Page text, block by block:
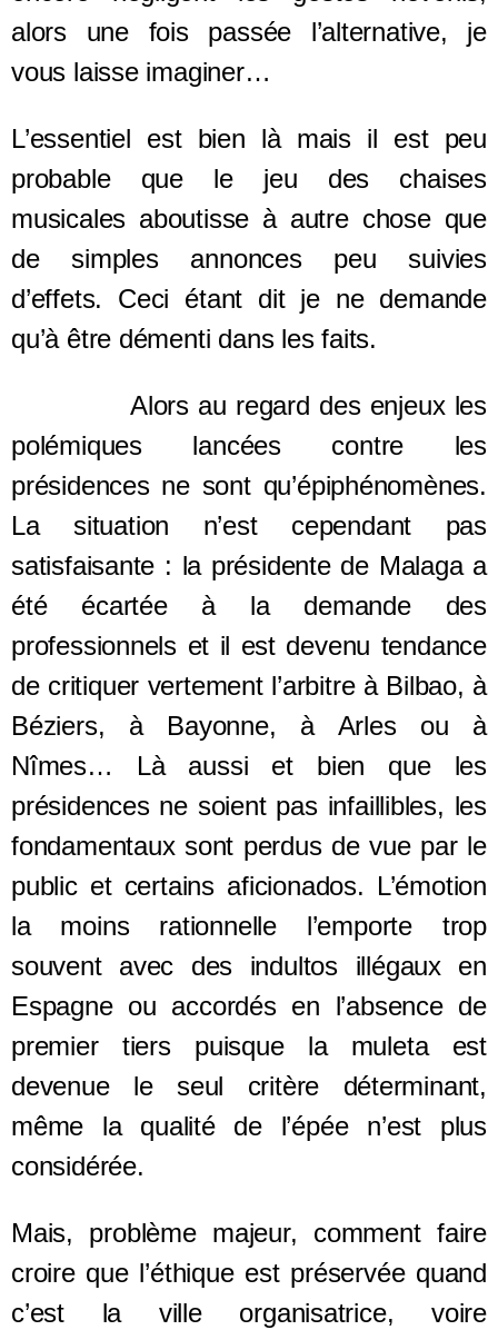
alors une fois passée l’alternative, je
vous laisse imaginer…
L’essentiel est bien là mais il est peu
probable que le jeu des chaises
musicales aboutisse à autre chose que
de simples annonces peu suivies
d’effets. Ceci étant dit je ne demande
qu’à être démenti dans les faits.
Alors au regard des enjeux les
polémiques lancées contre les
présidences ne sont qu’épiphénomènes.
La situation n’est cependant pas
satisfaisante : la présidente de Malaga a
été écartée à la demande des
professionnels et il est devenu tendance
de critiquer vertement l’arbitre à Bilbao, à
Béziers, à Bayonne, à Arles ou à
Nîmes… Là aussi et bien que les
présidences ne soient pas infaillibles, les
fondamentaux sont perdus de vue par le
public et certains aficionados. L’émotion
la moins rationnelle l’emporte trop
souvent avec des indultos illégaux en
Espagne ou accordés en l’absence de
premier tiers puisque la muleta est
devenue le seul critère déterminant,
même la qualité de l’épée n’est plus
considérée.
Mais, problème majeur, comment faire
croire que l’éthique est préservée quand
c’est la ville organisatrice, voire